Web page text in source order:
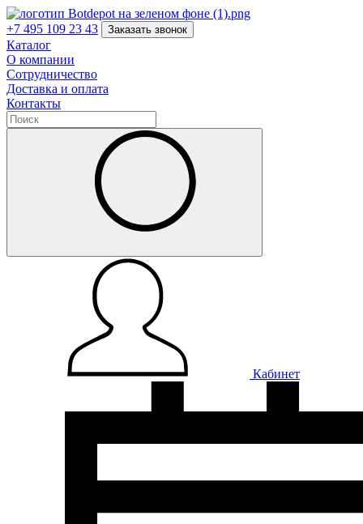
+7 495 109 23 43 Заказать звонок
Каталог
О компании
Сотрудничество
Доставка и оплата
Контакты
Кабинет